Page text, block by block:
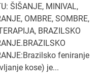
ŠIŠANJE, MINIVAL,
OMBRE, SOMBRE,
BRAZILSKO
feniranje
kose) je...